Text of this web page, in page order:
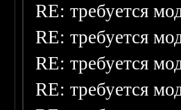
RE: требуется
RE: требуется
RE: требуется
RE: требуется